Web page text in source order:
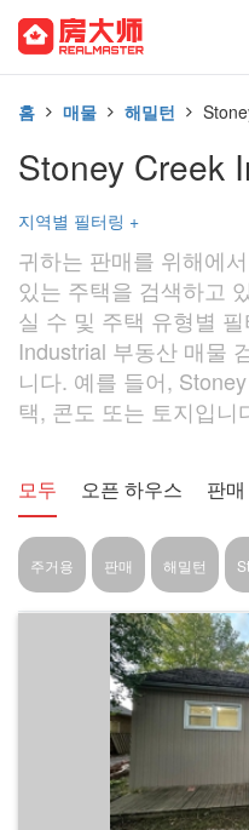
홈 매물 해밀턴
Stoney Creek
지역별 필터링 +
귀하는 판매를 위해에
있는 주택을 검색하고
실 수 및 주택 유형별
Industrial 부동산 매물
니다. 예를 들어,
택, 콘도 또는 토지입니
모두 오픈 하우스 판
주거용 판매 해밀턴